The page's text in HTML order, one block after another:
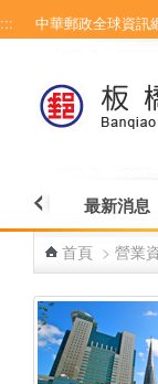
跳到主要內容區塊
::: 中華郵政全球資訊
最新消息
首頁 > 營業